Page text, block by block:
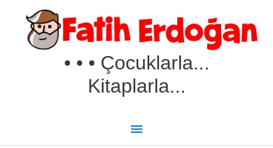
• • • Çocuklarla...
Kitaplarla...
Ana
menü